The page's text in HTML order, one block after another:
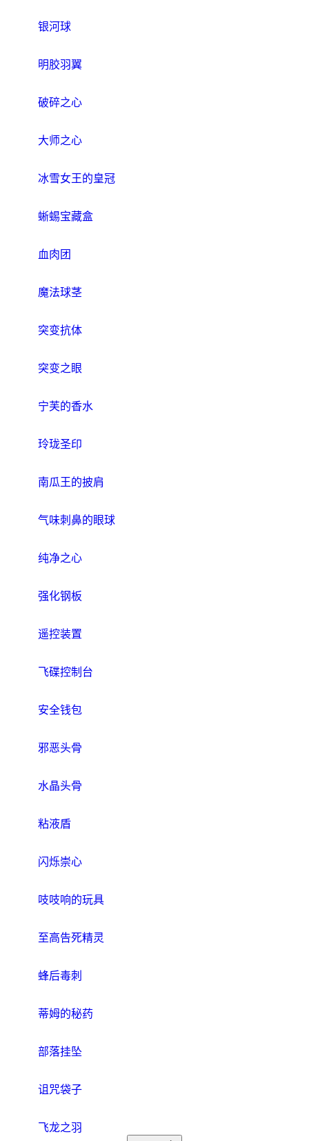
银河球
明胶羽翼
破碎之心
大师之心
冰雪女王的皇冠
蜥蜴宝藏盒
血肉团
魔法球茎
突变抗体
突变之眼
宁芙的香水
玲珑圣印
南瓜王的披肩
气味刺鼻的眼球
纯净之心
强化钢板
遥控装置
飞碟控制台
安全钱包
邪恶头骨
水晶头骨
粘液盾
闪烁崇心
吱吱响的玩具
至高告死精灵
蜂后毒刺
蒂姆的秘药
部落挂坠
诅咒袋子
飞龙之羽